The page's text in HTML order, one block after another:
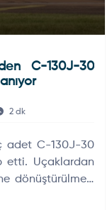
C-130J-30
2 dk
adet C-130J-30
etti. Uçaklardan
dönüştürülmesi